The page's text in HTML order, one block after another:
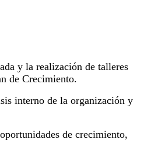
y la realización de talleres
de Crecimiento.
interno de la organización y
de crecimiento,